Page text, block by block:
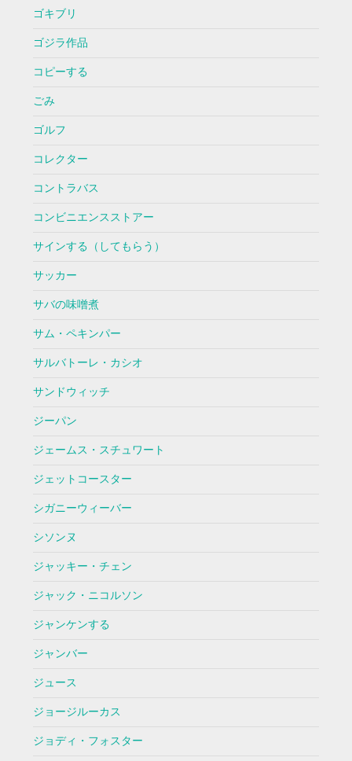
ゴキブリ
ゴジラ作品
コピーする
ごみ
ゴルフ
コレクター
コントラバス
コンビニエンスストアー
サインする（してもらう）
サッカー
サバの味噌煮
サム・ペキンパー
サルバトーレ・カシオ
サンドウィッチ
ジーパン
ジェームス・スチュワート
ジェットコースター
シガニーウィーバー
シソンヌ
ジャッキー・チェン
ジャック・ニコルソン
ジャンケンする
ジャンバー
ジュース
ジョージルーカス
ジョディ・フォスター